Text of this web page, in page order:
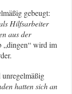
gebeugt:
Hilfsarbeiter
aus der
„dingen“ wird im
hatten sich an